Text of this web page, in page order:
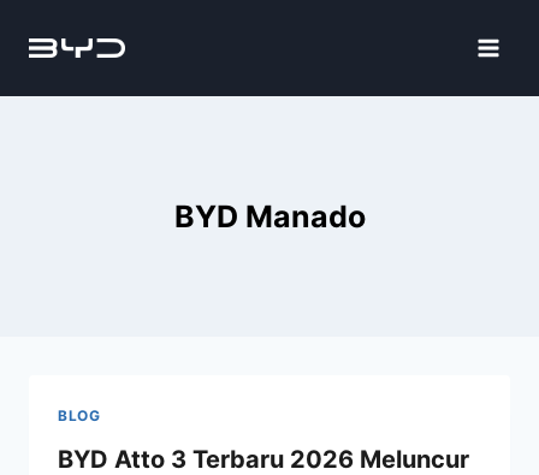
BYD Manado
BLOG
BYD Atto 3 Terbaru 2026 Meluncur